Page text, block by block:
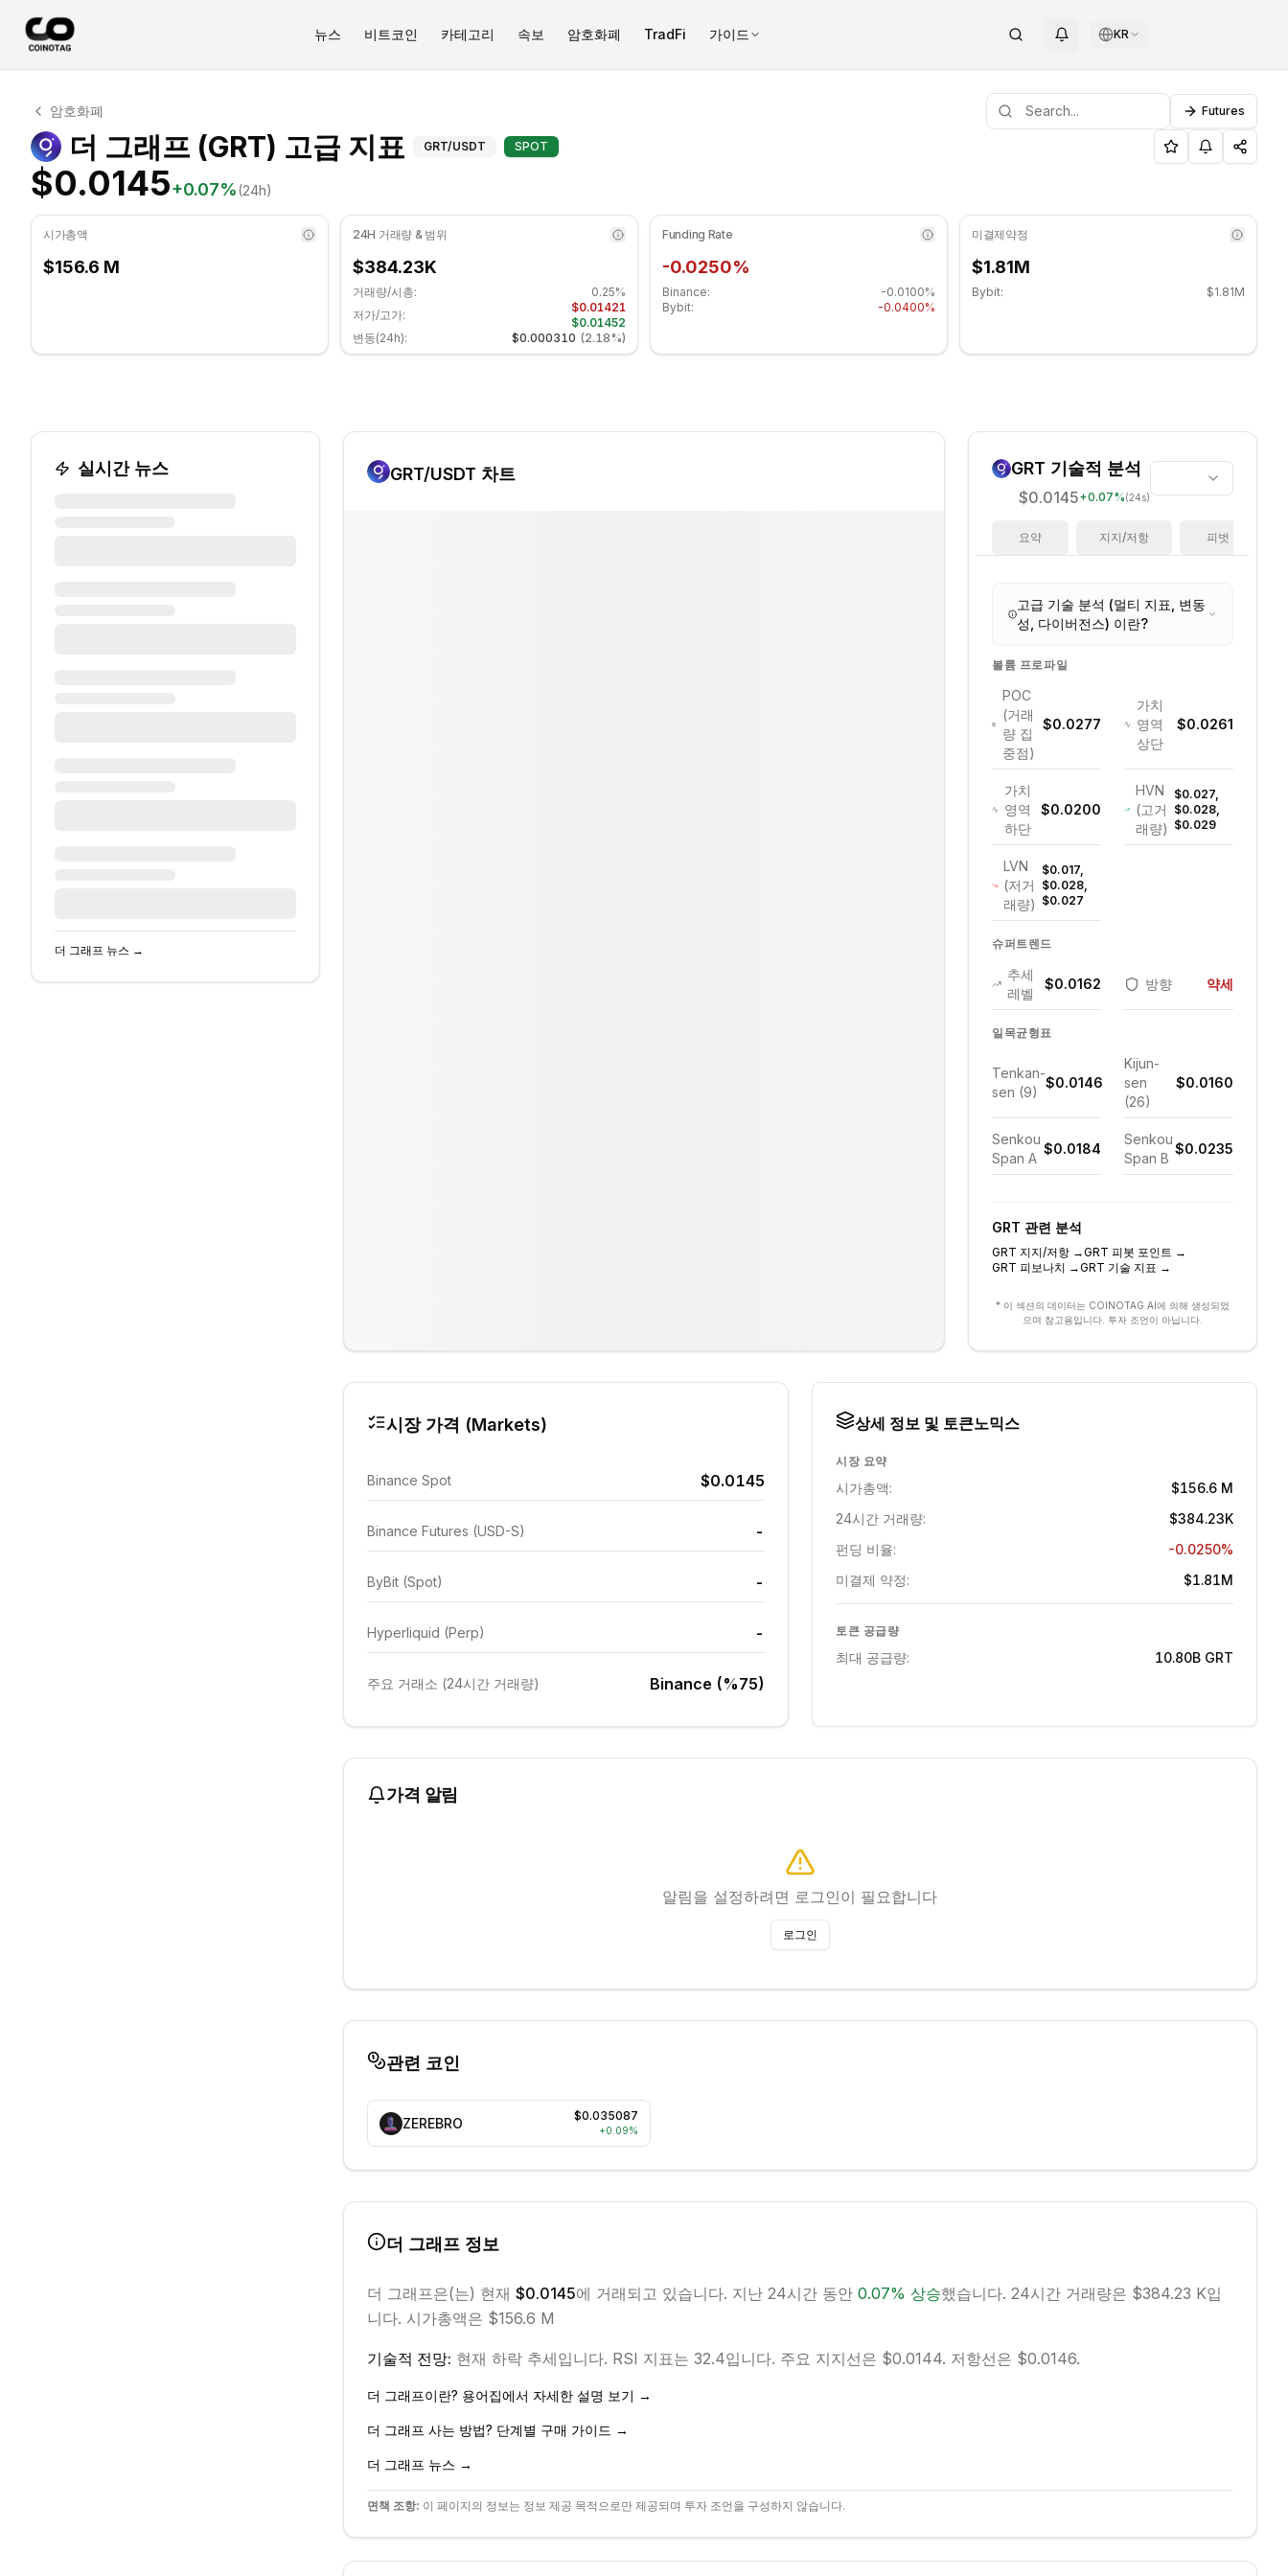
뉴스 비트코인 카테고리 속보 암호화폐 TradFi 가이드 KR
더 그래프 기술적 분석
더 그래프 현재 $0.0145에 거래되고 있습니다. RSI 지표는 32.36 수준입니다 중립 구간에 있습니다. 일간 추세는 하락세입니다. 주요 지지 수준: $0.014273, 저항 수준: $0.014663.
암호화폐 Futures
더 그래프 (GRT) 고급 지표 더 그래프 (GRT) 고급 지표 - COINOTAG
GRT/USDT SPOT
$0.0145+0.07%(24h)
시가총액
$156.6 M
24H 거래량 & 범위
$384.23K
거래량/시총:
0.25%
저가/고가:
$0.01421
$0.01452
변동(24h):
$0.000310 (2.18%)
Funding Rate
-0.0250%
Binance:
-0.0100%
Bybit:
-0.0400%
미결제약정
$1.81M
Bybit: $1.81M
실시간 뉴스
더 그래프 뉴스 →
GRT/USDT 차트 GRT 기술적 분석
$0.0145+0.07%(24s)
요약 지지/저항 피벗
고급 기술 분석 (멀티 지표, 변동
성, 다이버전스) 이란?
볼륨 프로파일
POC
(거래
량 집
중점)
$0.0277
가치
영역
상단
$0.0261
가치
영역
하단
$0.0200
HVN
(고거
래량)
$0.027,
$0.028,
$0.029
LVN
(저거
래량)
$0.017,
$0.028,
$0.027
슈퍼트렌드
추세
레벨
$0.0162 방향 약세
일목균형표
Tenkan-
sen (9)
$0.0146
Kijun-
sen
(26)
$0.0160
Senkou
Span A
$0.0184
Senkou
Span B
$0.0235
GRT 관련 분석
GRT 지지/저항→GRT 피봇 포인트 →
GRT 피보나치 →GRT 기술 지표 →
* 이 섹션의 데이터는 COINOTAG AI에 의해 생성되었
으며 참고용입니다. 투자 조언이 아닙니다.
시장 가격 (Markets)
Binance Spot $0.0145
Binance Futures (USD-S) -
ByBit (Spot) -
Hyperliquid (Perp) -
주요 거래소 (24시간 거래량) Binance (%75)
상세 정보 및 토큰노믹스
시장 요약
시가총액:
$156.6 M
24시간 거래량:
$384.23K
펀딩 비율:
-0.0250%
미결제 약정:
$1.81M
토큰 공급량
최대 공급량: 10.80B GRT
가격 알림
알림을 설정하려면 로그인이 필요합니다
로그인
관련 코인
ZEREBRO $0.035087
+0.09%
더 그래프정보
더 그래프은(는) 현재 $0.0145에 거래되고 있습니다. 지난 24시간 동안 0.07% 상승했습니다. 24시간 거래량은 $384.23 K입
니다. 시가총액은 $156.6 M
기술적 전망: 현재 하락추세입니다. RSI 지표는 32.4입니다. 주요 지지선은 $0.0144. 저항선은 $0.0146.
더 그래프이란? 용어집에서 자세한 설명 보기 →
더 그래프 사는 방법? 단계별 구매 가이드 →
더 그래프 뉴스 →
면책 조항: 이 페이지의 정보는 정보 제공 목적으로만 제공되며 투자 조언을 구성하지 않습니다.